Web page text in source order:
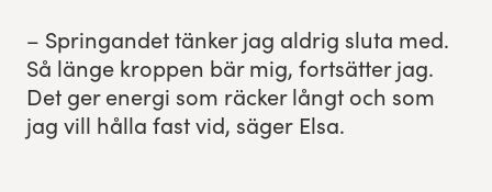
– Springan­det tänker jag aldrig slu­ta med.
Så länge krop­pen bär mig, fort­sät­ter jag.
Det ger ener­gi som räck­er långt och som
jag vill hål­la fast vid, säger Elsa.
Göteborgsvarvet familjeområde
Res, bo, upplev
Hållbarhet